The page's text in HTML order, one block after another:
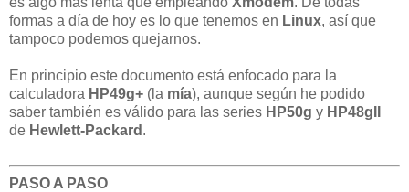
formas a día de hoy es lo que tenemos en Linux, así que
tampoco podemos quejarnos.
En principio este documento está enfocado para la
calculadora HP49g+ (la mía), aunque según he podido
saber también es válido para las series HP50g y HP48gII
de Hewlett-Packard .
PASO A PASO